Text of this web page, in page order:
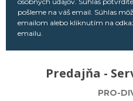
pošleme na váš email. Súhlas
emailom alebo kliknutím na
emailu.
Predajňa -
PRO-